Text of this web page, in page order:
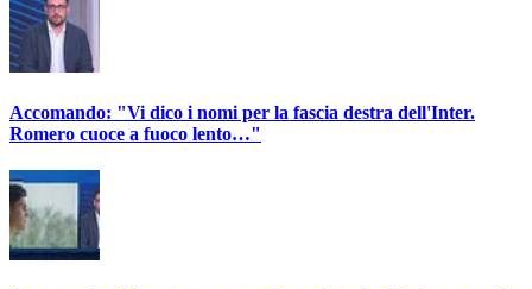
Accomando: "Vi dico i nomi per la fascia destra dell'Inter.
Romero cuoce a fuoco lento…"